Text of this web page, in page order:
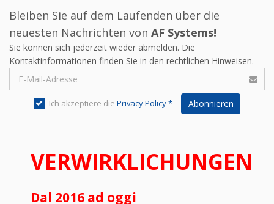
Bleiben Sie auf dem Laufenden über die
neuesten Nachrichten von AF Systems!
Sie können sich jederzeit wieder abmelden. Die
Kontaktinformationen finden Sie in den rechtlichen Hinweisen.
Ich akzeptiere die Privacy Policy * Abonnieren
VERWIRKLICHUNGEN
Dal 2016 ad oggi